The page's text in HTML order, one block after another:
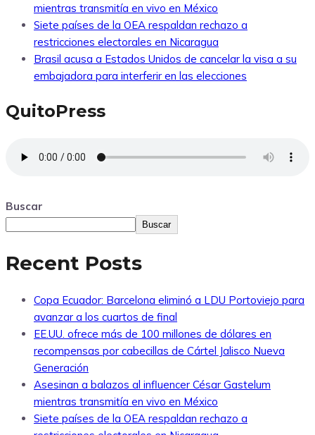
mientras transmitía en vivo en México
Siete países de la OEA respaldan rechazo a
restricciones electorales en Nicaragua
Brasil acusa a Estados Unidos de cancelar la visa a su
embajadora para interferir en las elecciones
QuitoPress
Buscar
Buscar
Recent Posts
Copa Ecuador: Barcelona eliminó a LDU Portoviejo para
avanzar a los cuartos de final
EE.UU. ofrece más de 100 millones de dólares en
recompensas por cabecillas de Cártel Jalisco Nueva
Generación
Asesinan a balazos al influencer César Gastelum
mientras transmitía en vivo en México
Siete países de la OEA respaldan rechazo a